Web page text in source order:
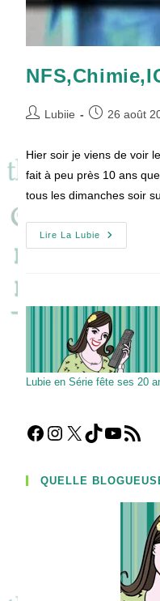
Auteur/autrice
publication :
Lubiie
Publication
26 août
Hier soir je viens de voir
fait à peu près 10 ans
tous les dimanches soir
Lire La Lubie
…
Lubie en Série fête ses 20
Facebook
Instagram
X TikTokYouTube
Flux RSS
QUELLE